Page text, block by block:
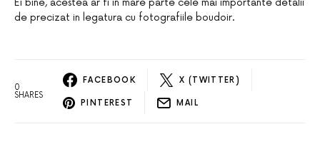
Ei bine, acestea ar fi in mare parte cele mai importante detalii
de precizat in legatura cu fotografiile boudoir.
0
SHARES
FACEBOOK X (TWITTER)
PINTEREST MAIL